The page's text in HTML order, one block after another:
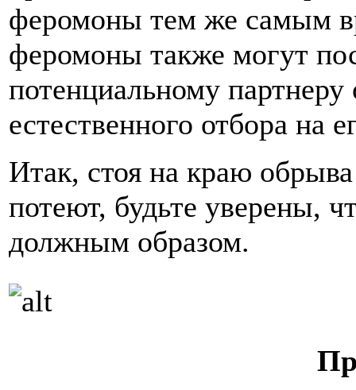
феромоны тем же самым
феромоны также могут
потенциальному
естественного отбора на
Итак, стоя на краю
потеют, будьте уверены,
должным образом.